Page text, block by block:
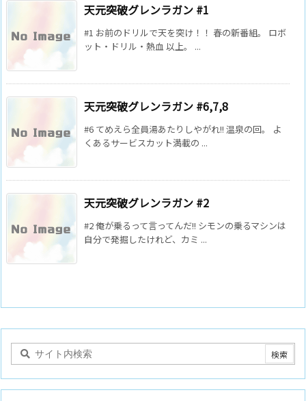
天元突破グレンラガン #1
#1 お前のドリルで天を突け！！ 春の新番組。 ロボ
ット・ドリル・熱血 以上。 ...
天元突破グレンラガン #6,7,8
#6 てめえら全員湯あたりしやがれ!! 温泉の回。 よ
くあるサービスカット満載の ...
天元突破グレンラガン #2
#2 俺が乗るって言ってんだ!! シモンの乗るマシンは
自分で発掘したけれど、カミ ...